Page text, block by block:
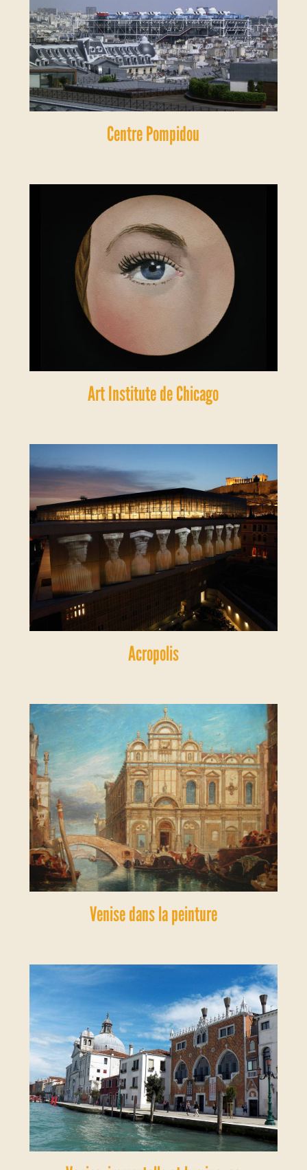
Centre Pompidou
Art Institute de Chicago
Acropolis
Venise dans la peinture